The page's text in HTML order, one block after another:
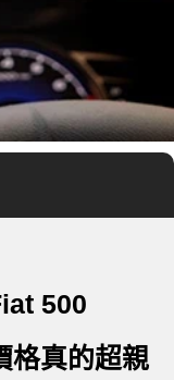
500
格真的超親